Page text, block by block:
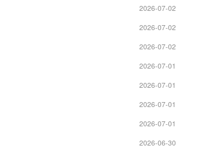
2026-07-02
2026-07-02
2026-07-02
2026-07-01
2026-07-01
2026-07-01
2026-07-01
2026-06-30